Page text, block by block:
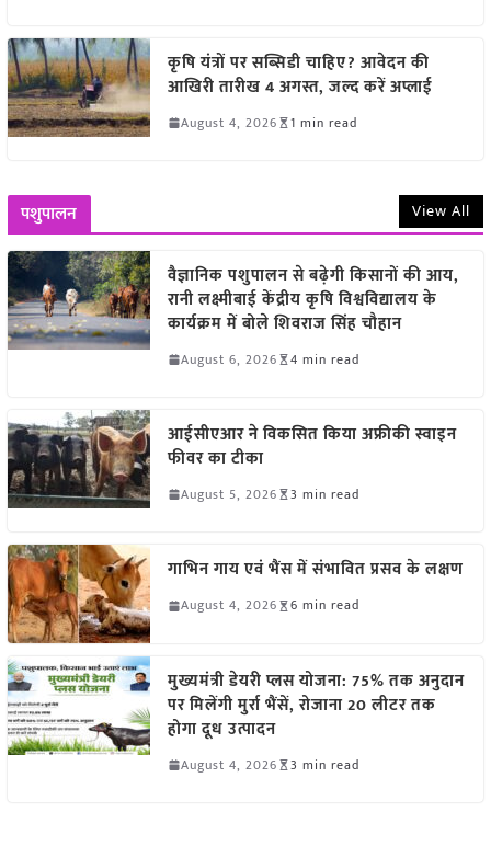
कृषि यंत्रों पर सब्सिडी चाहिए? आवेदन की
आखिरी तारीख 4 अगस्त, जल्द करें अप्लाई
August 4, 2026 1 min read
पशुपालन View All
वैज्ञानिक पशुपालन से बढ़ेगी किसानों की आय,
रानी लक्ष्मीबाई केंद्रीय कृषि विश्वविद्यालय के
कार्यक्रम में बोले शिवराज सिंह चौहान
August 6, 2026 4 min read
आईसीएआर ने विकसित किया अफ्रीकी स्वाइन
फीवर का टीका
August 5, 2026 3 min read
गाभिन गाय एवं भैंस में संभावित प्रसव के लक्षण
August 4, 2026 6 min read
मुख्यमंत्री डेयरी प्लस योजना: 75% तक अनुदान
पर मिलेंगी मुर्रा भैंसें, रोजाना 20 लीटर तक
होगा दूध उत्पादन
August 4, 2026 3 min read